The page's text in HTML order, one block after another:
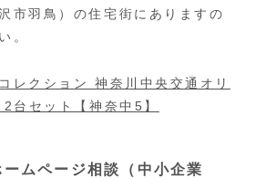
市羽鳥）の住宅街にありますの
。
レクション 神奈川中央交通オリ
台セット【神奈中5】
ムページ相談（中小企業